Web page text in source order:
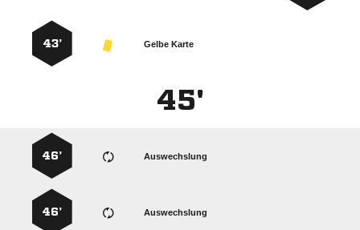
Gelbe Karte
43’
45'
Auswechslung
46’
Auswechslung
46’